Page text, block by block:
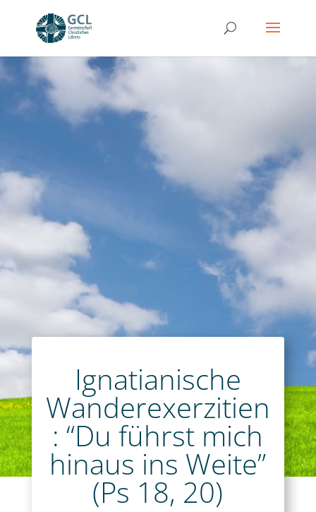
Ignatianische
Wanderexerzitien
: “Du führst mich
hinaus ins Weite”
(Ps 18, 20)